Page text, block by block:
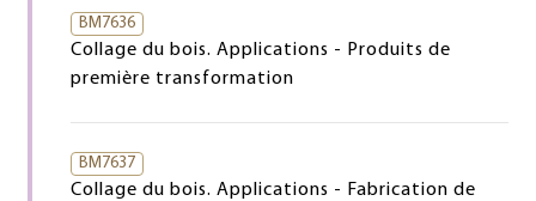
BM7636
Collage du bois. Applications - Produits de
première transformation
BM7637
Collage du bois. Applications - Fabrication de